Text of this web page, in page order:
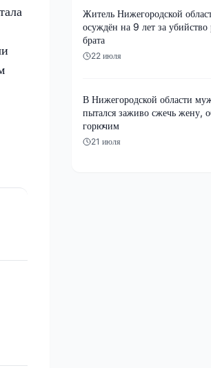
Житель Нижегородской
осуждён на 9 лет за убийство
брата
22 июля
В Нижегородской области
пытался заживо сжечь жену,
горючим
21 июля